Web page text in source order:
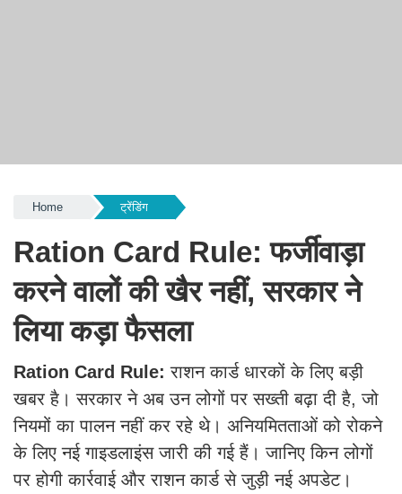
Home ट्रेंडिंग
Ration Card Rule: फर्जीवाड़ा
करने वालों की खैर नहीं, सरकार ने
लिया कड़ा फैसला
Ration Card Rule:राशन कार्ड धारकों के लिए बड़ी
खबर है। सरकार ने अब उन लोगों पर सख्ती बढ़ा दी है, जो
नियमों का पालन नहीं कर रहे थे। अनियमितताओं को रोकने
के लिए नई गाइडलाइंस जारी की गई हैं। जानिए किन लोगों
पर होगी कार्रवाई और राशन कार्ड से जुड़ी नई अपडेट।